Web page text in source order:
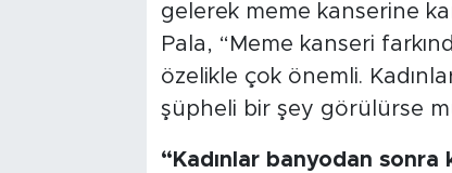
gelerek meme kanserine
Pala, “Meme kanseri
özelikle çok önemli.
şüpheli bir şey görülürse
“Kadınlar banyodan